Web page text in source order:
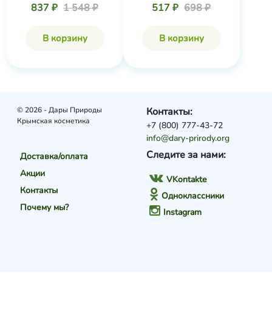
837 ₽ 1 548 ₽
В корзину
517 ₽ 698 ₽
В корзину
© 2026 - Дары Природы
Крымская косметика
Доставка/оплата
Акции
Контакты
Почему мы?
Следите за нами:
VKontakte
Одноклассники
Instagram
Контакты:
+7 (800) 777-43-72
info@dary-prirody.org